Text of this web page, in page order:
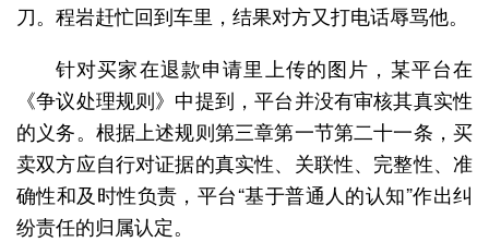
刀。程岩赶忙回到车里，结果对方又打电话辱骂他。
针对买家在退款申请里上传的图片，某平台在
《争议处理规则》中提到，平台并没有审核其真实性
的义务。根据上述规则第三章第一节第二十一条，买
卖双方应自行对证据的真实性、关联性、完整性、准
确性和及时性负责，平台“基于普通人的认知”作出纠
纷责任的归属认定。